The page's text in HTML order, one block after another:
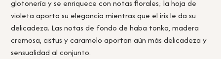
glotonería y se enriquece con notas florales; la hoja de
violeta aporta su elegancia mientras que el iris le da su
delicadeza. Las notas de fondo de haba tonka, madera
cremosa, cistus y caramelo aportan aún más delicadeza y
sensualidad al conjunto.